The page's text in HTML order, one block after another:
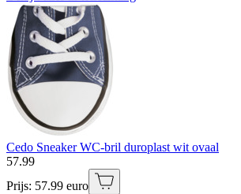
Cedo Sneaker WC-bril duroplast wit ovaal
57.99
Prijs: 57.99 euro